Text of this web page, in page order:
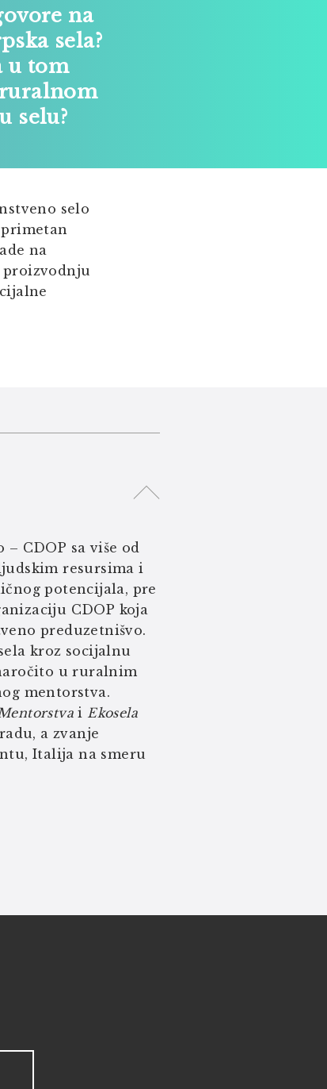
na
sela?
u tom
selu?
selo
na
CDOP sa više od
resursima i
potencijala, pre
CDOP koja
preduzetnišvo.
kroz socijalnu
u ruralnim
mentorstva.
iEkosela
a zvanje
Italija na smeru